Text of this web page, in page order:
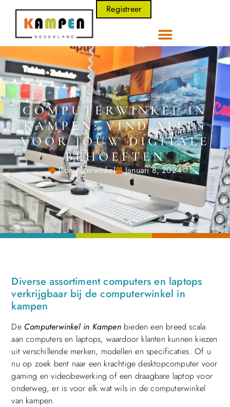
Registreer
COMPUTERWINKEL IN
KAMPEN: VIND ALLES
VOOR JOUW DIGITALE
BEHOEFTEN
Computerwinkel Januari 8, 2024
Diverse assortiment computers en laptops
verkrijgbaar bij de computerwinkel in
kampen
De Computerwinkel in Kampenbieden een breed scala
aan computers en laptops, waardoor klanten kunnen kiezen
uit verschillende merken, modellen en specificaties. Of u
nu op zoek bent naar een krachtige desktopcomputer voor
gaming en videobewerking of een draagbare laptop voor
onderweg, er is voor elk wat wils in de computerwinkel
van kampen.